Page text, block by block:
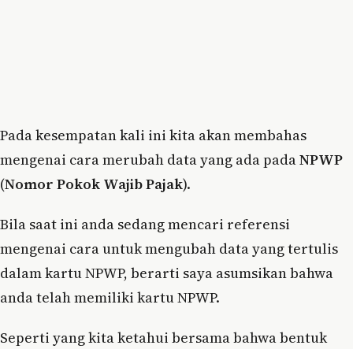
Pada kesempatan kali ini kita akan membahas
mengenai cara merubah data yang ada padaNPWP
(Nomor Pokok Wajib Pajak).
Bila saat ini anda sedang mencari referensi
mengenai cara untuk mengubah data yang tertulis
dalam kartu NPWP, berarti saya asumsikan bahwa
anda telah memiliki kartu NPWP.
Seperti yang kita ketahui bersama bahwa bentuk